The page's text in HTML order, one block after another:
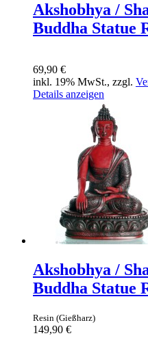
Akshobhya /
Buddha Statue
69,90 €
inkl. 19% MwSt., zzgl.
Details anzeigen
Akshobhya /
Buddha Statue
Resin (Gießharz)
149,90 €